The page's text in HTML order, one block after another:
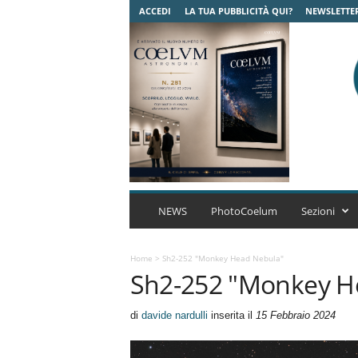
ACCEDI LA TUA PUBBLICITÀ QUI?
C
m
A
r
NEWS PhotoCoelum Sezioni
Home > Sh2-252 "Monkey Head Nebula"
Sh2-252 "Monkey
di davide nardulli inserita il 15 Febbraio 2024